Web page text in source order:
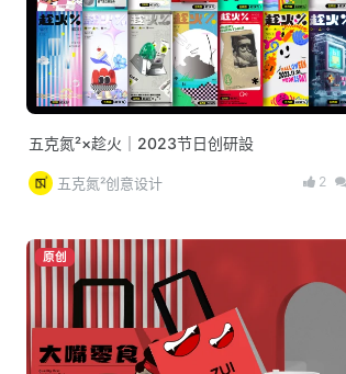
五克氮²×趁火｜2023节日创研設
五克氮²创意设计 2
原创